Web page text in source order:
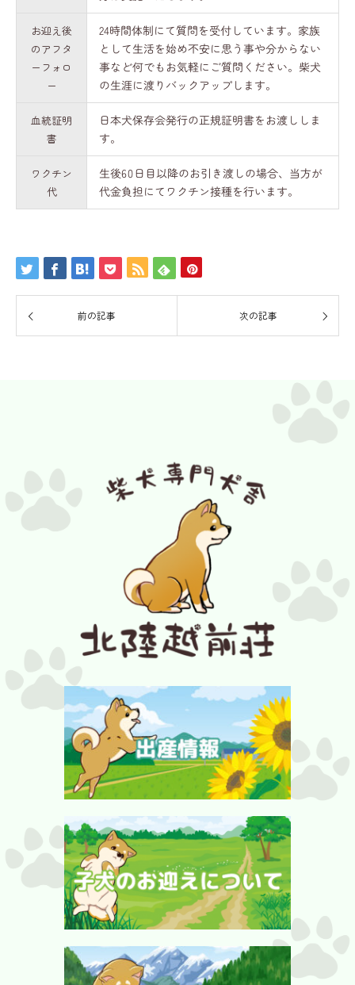
お迎え後
のアフタ
ーフォロ
ー
24時間体制にて質問を受付しています。家族
として生活を始め不安に思う事や分からない
事など何でもお気軽にご質問ください。柴犬
の生涯に渡りバックアップします。
血統証明
書
日本犬保存会発行の正規証明書をお渡ししま
す。
ワクチン
代
生後60日目以降のお引き渡しの場合、当方が
代金負担にてワクチン接種を行います。
前の記事 次の記事